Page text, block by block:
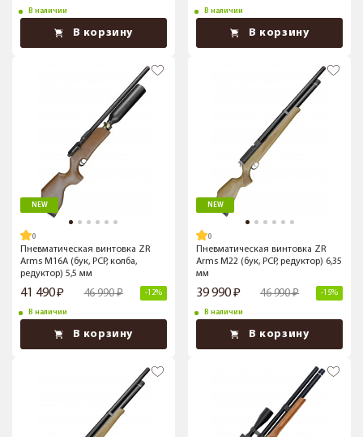
В наличии
В корзину
В наличии
В корзину
NEW
Пневматическая винтовка ZR
Arms M16A (бук, PCP, колба,
редуктор) 5,5 мм
41 490 46 990 -12%
В наличии
В корзину
NEW
Пневматическая винтовка ZR
Arms M22 (бук, PCP, редуктор) 6,35
мм
39 990 46 990 -15%
В наличии
В корзину